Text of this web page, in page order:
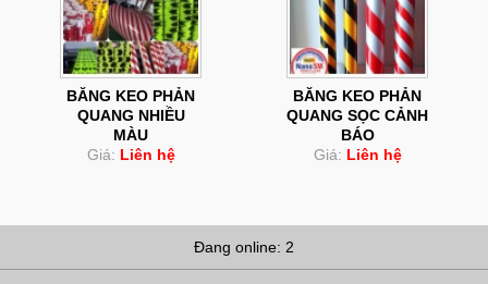
BĂNG KEO PHẢN
QUANG NHIỀU
MÀU
Giá: Liên hệ
BĂNG KEO PHẢN
QUANG SỌC CẢNH
BÁO
Giá: Liên hệ
Đang online: 2